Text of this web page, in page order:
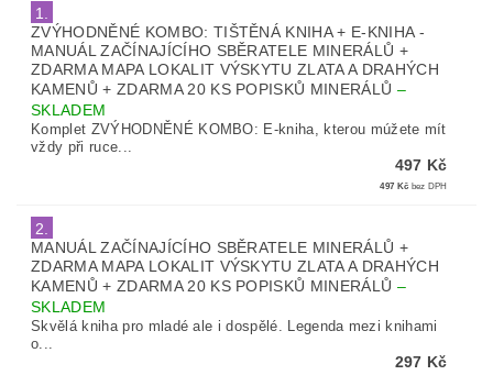
1.
ZVÝHODNĚNÉ KOMBO: TIŠTĚNÁ KNIHA + E-KNIHA -
MANUÁL ZAČÍNAJÍCÍHO SBĚRATELE MINERÁLŮ +
ZDARMA MAPA LOKALIT VÝSKYTU ZLATA A DRAHÝCH
KAMENŮ + ZDARMA 20 KS POPISKŮ MINERÁLŮ –
SKLADEM
Komplet ZVÝHODNĚNÉ KOMBO: E-kniha, kterou múžete mít
vždy při ruce...
497 Kč
497 Kč bez DPH
2.
MANUÁL ZAČÍNAJÍCÍHO SBĚRATELE MINERÁLŮ +
ZDARMA MAPA LOKALIT VÝSKYTU ZLATA A DRAHÝCH
KAMENŮ + ZDARMA 20 KS POPISKŮ MINERÁLŮ –
SKLADEM
Skvělá kniha pro mladé ale i dospělé. Legenda mezi knihami
o...
297 Kč